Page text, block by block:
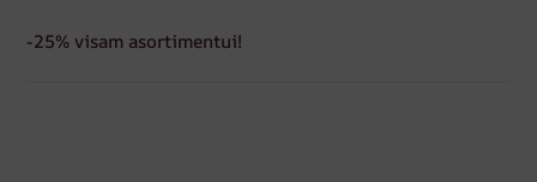
-25% visam asortimentui!